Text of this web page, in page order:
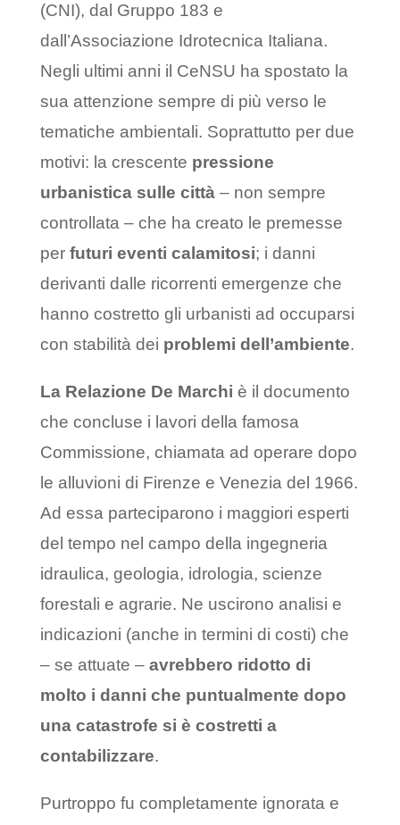
(CNI), dal Gruppo 183 e
dall’Associazione Idrotecnica Italiana.
Negli ultimi anni il CeNSU ha spostato la
sua attenzione sempre di più verso le
tematiche ambientali. Soprattutto per due
motivi: la crescente pressione
urbanistica sulle città– non sempre
controllata – che ha creato le premesse
per futuri eventi calamitosi; i danni
derivanti dalle ricorrenti emergenze che
hanno costretto gli urbanisti ad occuparsi
con stabilità dei problemi dell’ambiente.
La Relazione De Marchi è il documento
che concluse i lavori della famosa
Commissione, chiamata ad operare dopo
le alluvioni di Firenze e Venezia del 1966.
Ad essa parteciparono i maggiori esperti
del tempo nel campo della ingegneria
idraulica, geologia, idrologia, scienze
forestali e agrarie. Ne uscirono analisi e
indicazioni (anche in termini di costi) che
– se attuate –avrebbero ridotto di
molto i danni che puntualmente dopo
una catastrofe si è costretti a
contabilizzare.
Purtroppo fu completamente ignorata e